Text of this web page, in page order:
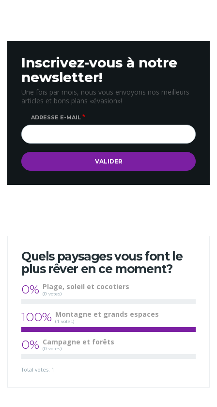
Inscrivez-vous à notre
newsletter!
Une fois par mois, nous vous envoyons nos meilleurs
articles et bons plans «évasion»!
ADRESSE E-MAIL
Quels paysages vous font le
plus rêver en ce moment?
0% Plage, soleil et cocotiers
(0 votes)
100% Montagne et grands espaces
(1 votes)
0% Campagne et forêts
(0 votes)
Total votes: 1